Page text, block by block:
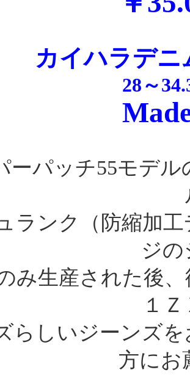
カイハラデ
28～
ーパッチ55モデ
ランク（防縮加
ジ
み生産された後
１
らしいジーンズ
方に